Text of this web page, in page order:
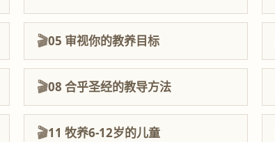
05 审视你的教养目标
08 合乎圣经的教导方法
11 牧养6-12岁的儿童